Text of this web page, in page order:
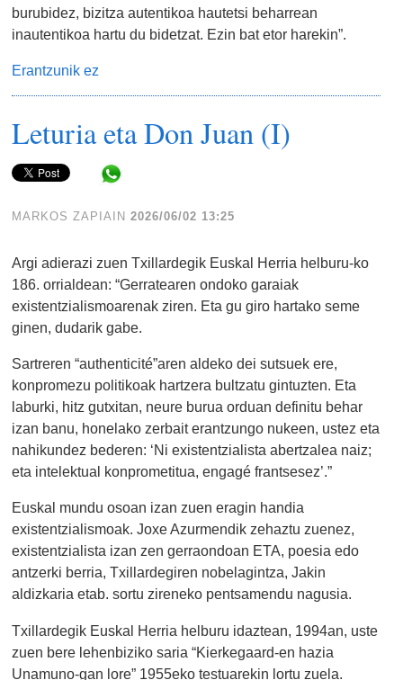
burubidez, bizitza autentikoa hautetsi beharrean
inautentikoa hartu du bidetzat. Ezin bat etor harekin”.
Erantzunik ez
Leturia eta Don Juan (I)
MARKOS ZAPIAIN 2026/06/02 13:25
Argi adierazi zuen Txillardegik Euskal Herria helburu-ko
186. orrialdean: “Gerratearen ondoko garaiak
existentzialismoarenak ziren. Eta gu giro hartako seme
ginen, dudarik gabe.
Sartreren “authenticité”aren aldeko dei sutsuek ere,
konpromezu politikoak hartzera bultzatu gintuzten. Eta
laburki, hitz gutxitan, neure burua orduan definitu behar
izan banu, honelako zerbait erantzungo nukeen, ustez eta
nahikundez bederen: ‘Ni existentzialista abertzalea naiz;
eta intelektual konprometitua, engagé frantsesez’.”
Euskal mundu osoan izan zuen eragin handia
existentzialismoak. Joxe Azurmendik zehaztu zuenez,
existentzialista izan zen gerraondoan ETA, poesia edo
antzerki berria, Txillardegiren nobelagintza, Jakin
aldizkaria etab. sortu zireneko pentsamendu nagusia.
Txillardegik Euskal Herria helburu idaztean, 1994an, uste
zuen bere lehenbiziko saria “Kierkegaard-en hazia
Unamuno-gan lore” 1955eko testuarekin lortu zuela.